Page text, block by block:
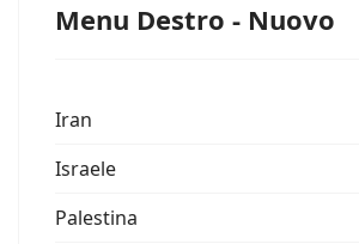
Menu Destro - Nuovo
Iran
Israele
Palestina